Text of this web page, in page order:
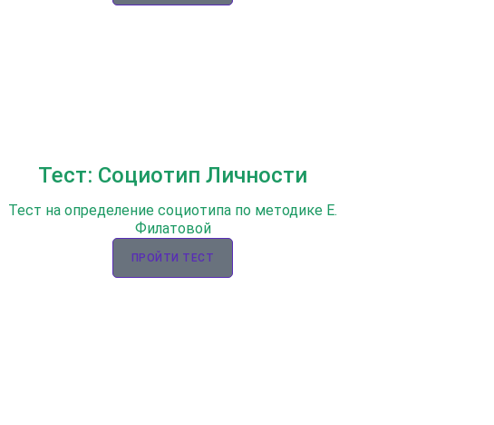
Тест: Социотип Личности
Тест на определение социотипа по методике Е.
Филатовой
ПРОЙТИ ТЕСТ